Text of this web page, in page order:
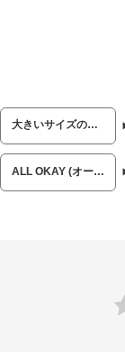
大きいサイズのメンズ服
ALL OKAY (オールオーケー)